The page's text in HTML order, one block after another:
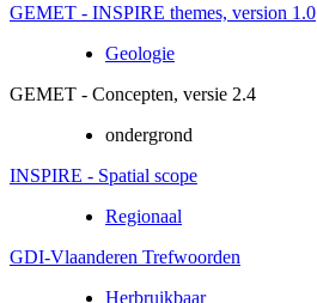
GEMET - INSPIRE themes, version 1.0
Geologie
GEMET - Concepten, versie 2.4
ondergrond
INSPIRE - Spatial scope
Regionaal
GDI-Vlaanderen Trefwoorden
Herbruikbaar